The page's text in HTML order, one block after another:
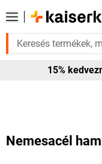
van rá? Válogatott
15%
Nemesacél